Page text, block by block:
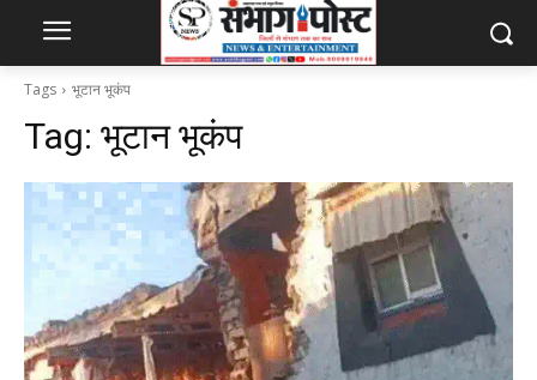
Tags भूटान भूकंप
Tag: भूटान भूकंप